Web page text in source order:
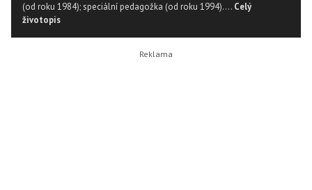
(od roku 1984); speciální pedagožka (od roku 1994).... Celý
životopis